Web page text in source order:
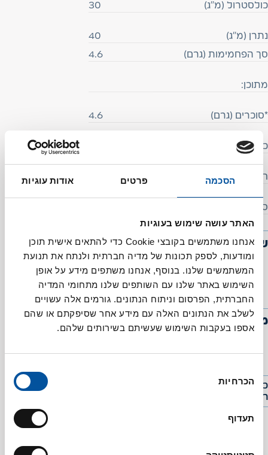
הסכמה פרטים אודות עוגיות
האתר עושה שימוש בעוגיות
אנחנו משתמשים בקובצי Cookie כדי להתאים אישית תוכן
ומודעות, לספק תכונות של מדיה חברתית ולנתח את תנועת
המשתמשים שלנו. בנוסף, אנחנו משתפים מידע על אופן
השימוש באתר שלנו עם השותפים שלנו מתחומי המדיה
החברתית, הפרסום וניתוח הנתונים. גורמים אלה עשויים
לשלב את הנתונים האלה עם מידע אחר שסיפקתם או שהם
אספו בעקבות השימוש שעשיתם בשירותים שלהם.
הסכמה
הכרחיות
תעדוף
כולסטרול (מ”ג) 30
נתרן (מ"ג)
40
סך הפחמימות (גרם)
4.6
מתוכן:
*סוכרים (גרם) 4.6
כפיות סוכר
חלבונים (גרם)
סידן (מ"ג)
שימושים מרכזיים
רטבים
מידע נוסף
כל המידע אודות המוצר מסומן על גבי אריזתו ויש לעיין בו לפני
רכישתו הואיל ויש שינויים בסימונים מעת לעת